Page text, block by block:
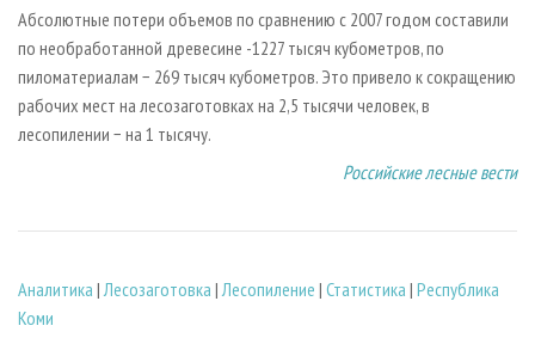
Абсолютные потери объемов по сравнению с 2007 годом составили
по необработанной древесине -1227 тысяч кубометров, по
пиломатериалам − 269 тысяч кубометров. Это привело к сокращению
рабочих мест на лесозаготовках на 2,5 тысячи человек, в
лесопилении − на 1 тысячу.
Российские лесные вести
Аналитика |Лесозаготовка |Лесопиление | Статистика | Республика
Коми